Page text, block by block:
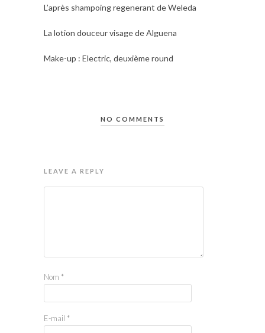
L’après shampoing regenerant de Weleda
La lotion douceur visage de Alguena
Make-up : Electric, deuxième round
NO COMMENTS
LEAVE A REPLY
Nom *
E-mail *